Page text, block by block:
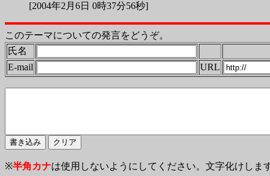
[2004年2月6日 0時37分56秒]
このテーマについての発言をどうぞ。
氏名
E-mail
URL
※半角カナは使用しないようにしてください。文字化けしま